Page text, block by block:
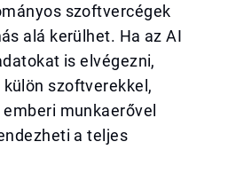
szoftvercégek
alá kerülhet. Ha az AI
is elvégezni,
szoftverekkel,
munkaerővel
a teljes